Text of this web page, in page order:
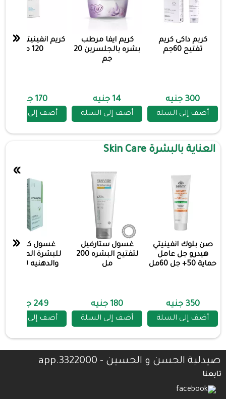
كريم داكى كريم
تفتيح 60جم
300 جنيه
أضف إلى السلة
كريم ايفا مرطب
بشره بالجلسرين 20
جم
14 جنيه
أضف إلى السلة
كريم انفينيتي
120 مل
170 جنيه
أضف إلى السلة
«
العناية بالبشرة Skin Care
صن بلوك انفينيتي
هيدرو جل عامل
حماية 50+ جل 60مل
350 جنيه
أضف إلى السلة
غسول ستارفيل
لتفتيح البشره 200
مل
180 جنيه
أضف إلى السلة
غسول كولانوج
للبشرة المختلطة
والدهنيه 200مل
249 جنيه
أضف إلى السلة
»
«
صيدلية الحسن و الحسين - 3322000.app
تابعنا